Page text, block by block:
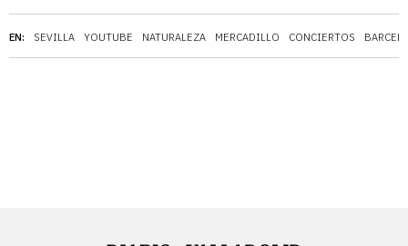
EN: SEVILLA YOUTUBE NATURALEZA MERCADILLO CONCIERTOS